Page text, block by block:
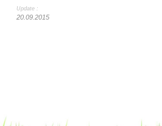
Update :
20.09.2015